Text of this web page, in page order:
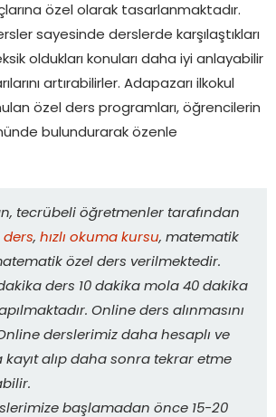
özel olarak tasarlanmaktadır.
sayesinde derslerde karşılaştıkları
oldukları konuları daha iyi anlayabilir
artırabilirler. Adapazarı ilkokul
özel ders programları, öğrencilerin
bulundurarak özenle
tecrübeli öğretmenler tarafından
ders, hızlı okuma kursu, matematik
özel ders verilmektedir.
ders 10 dakika mola 40 dakika
Online ders alınmasını
derslerimiz daha hesaplı ve
kayıt alıp daha sonra tekrar etme
başlamadan önce 15-20